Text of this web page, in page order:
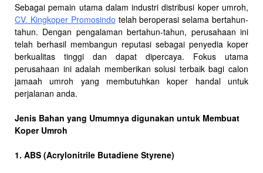
Sebagai pemain utama dalam industri distribusi koper umroh,
CV. Kingkoper Promosindo telah beroperasi selama bertahun-
tahun. Dengan pengalaman bertahun-tahun, perusahaan ini
telah berhasil membangun reputasi sebagai penyedia koper
berkualitas tinggi dan dapat dipercaya. Fokus utama
perusahaan ini adalah memberikan solusi terbaik bagi calon
jamaah umroh yang membutuhkan koper handal untuk
perjalanan anda.
Jenis Bahan yang Umumnya digunakan untuk Membuat
Koper Umroh
1. ABS (Acrylonitrile Butadiene Styrene)